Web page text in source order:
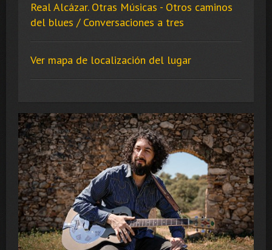
Real Alcázar. Otras Músicas - Otros caminos
del blues / Conversaciones a tres
Ver mapa de localización del lugar